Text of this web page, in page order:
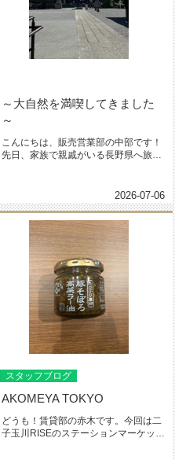
～大自然を満喫してきました
～
こんにちは、販売営業部の中部です！
先日、家族で親戚がいる長野県へ旅行
2026-07-06
スタッフブログ
AKOMEYA TOKYO
どうも！賃貸部の赤木です。今回は二
子玉川RISEのステーションマーケット